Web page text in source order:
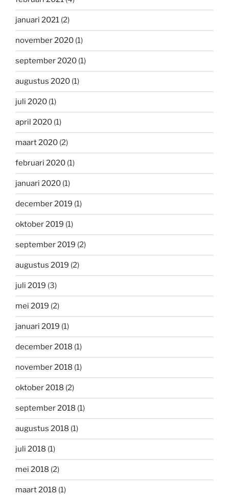
januari 2021 (2)
november 2020 (1)
september 2020 (1)
augustus 2020 (1)
juli 2020 (1)
april 2020 (1)
maart 2020 (2)
februari 2020 (1)
januari 2020 (1)
december 2019 (1)
oktober 2019 (1)
september 2019 (2)
augustus 2019 (2)
juli 2019 (3)
mei 2019 (2)
januari 2019 (1)
december 2018 (1)
november 2018 (1)
oktober 2018 (2)
september 2018 (1)
augustus 2018 (1)
juli 2018 (1)
mei 2018 (2)
maart 2018 (1)